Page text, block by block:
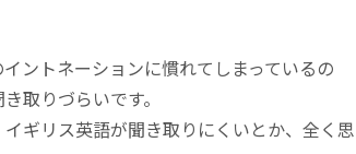
ントネーションに慣れてしまっているの
取りづらいです。
ギリス英語が聞き取りにくいとか、全く思